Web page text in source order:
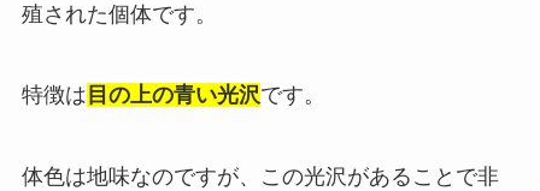
殖された個体です。
特徴は 目の上の青い光沢です。
体色は地味なのですが、この光沢があることで非